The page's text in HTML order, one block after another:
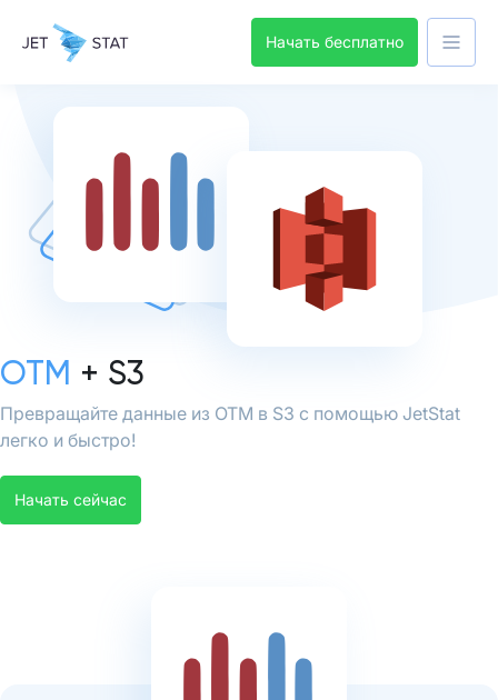
Начать бесплатно
OTM + S3
Превращайте данные из OTM в S3 с помощью JetStat
легко и быстро!
Начать сейчас